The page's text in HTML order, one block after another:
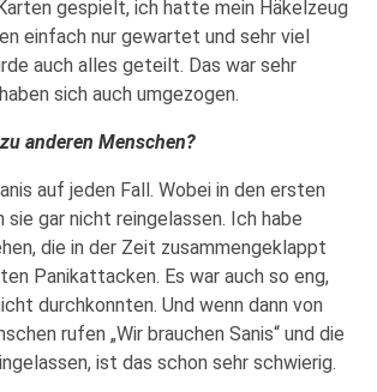
gespielt, ich hatte mein Häkelzeug
einfach nur gewartet und sehr viel
auch alles geteilt. Das war sehr
sich auch umgezogen.
anderen Menschen?
auf jeden Fall. Wobei in den ersten
sie gar nicht reingelassen. Ich habe
die in der Zeit zusammengeklappt
Panikattacken. Es war auch so eng,
durchkonnten. Und wenn dann von
rufen „Wir brauchen Sanis“ und die
ist das schon sehr schwierig.